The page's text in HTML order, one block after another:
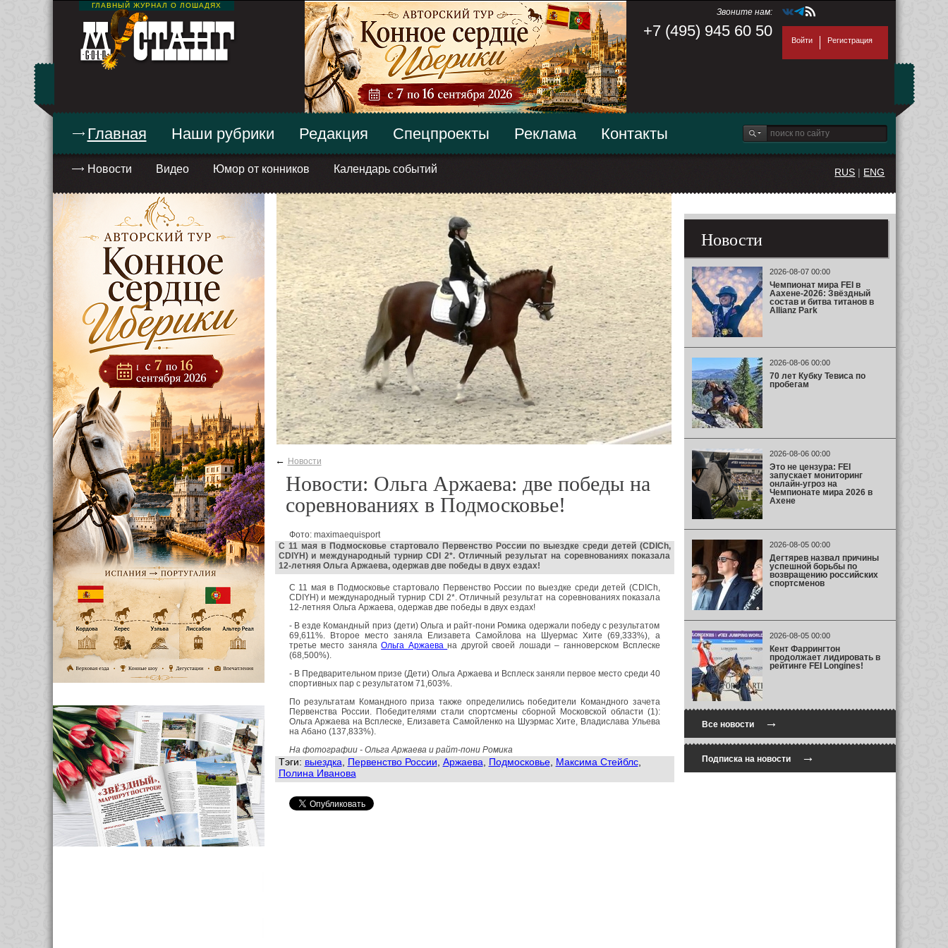
ГЛАВНЫЙ ЖУРНАЛ О ЛОШАДЯХ
Звоните нам:
+7 (495) 945 60 50
Войти Регистрация
Главная
Новости Видео Юмор от конников Календарь событий
Наши рубрики Редакция Спецпроекты Реклама Контакты
RUS | ENG
← Новости
Новости: Ольга Аржаева: две победы на
соревнованиях в Подмосковье!
Фото: maximaequisport
С 11 мая в Подмосковье стартовало Первенство России по выездке среди детей (CDICh,
CDIYH) и международный турнир CDI 2*. Отличный результат на соревнованиях показала
12-летняя Ольга Аржаева, одержав две победы в двух ездах!
С 11 мая в Подмосковье стартовало Первенство России по выездке среди детей (CDICh,
CDIYH) и международный турнир CDI 2*. Отличный результат на соревнованиях показала
12-летняя Ольга Аржаева, одержав две победы в двух ездах!
- В езде Командный приз (дети) Ольга и райт-пони Ромика одержали победу с результатом
69,611%. Второе место заняла Елизавета Самойлова на Шуермас Хите (69,333%), а
третье место занялаОльга Аржаевана другой своей лошади – ганноверском Всплеске
(68,500%).
- В Предварительном призе (Дети) Ольга Аржаева и Всплеск заняли первое место среди 40
спортивных пар с результатом 71,603%.
По результатам Командного приза также определились победители Командного зачета
Первенства России. Победителями стали спортсмены сборной Московской области (1):
Ольга Аржаева на Всплеске, Елизавета Самойленко на Шуэрмас Хите, Владислава Ульева
на Абано (137,833%).
На фотографии - Ольга Аржаева и райт-пони Ромика
Тэги: выездка Первенство России Аржаева Подмосковье, Максима Стейблс,
Полина Иванова
Новости
2026-08-07 00:00
Чемпионат мира FEI в
Аахене-2026: Звёздный
состав и битва титанов в
Allianz Park
2026-08-06 00:00
70 лет Кубку Тевиса по
пробегам
2026-08-06 00:00
Это не цензура: FEI
запускает мониторинг
онлайн-угроз на
Чемпионате мира 2026 в
Ахене
2026-08-05 00:00
Дегтярев назвал причины
успешной борьбы по
возвращению российских
спортсменов
2026-08-05 00:00
Кент Фаррингтон
продолжает лидировать в
рейтинге FEI Longines!
Все новости→
Подписка на новости→